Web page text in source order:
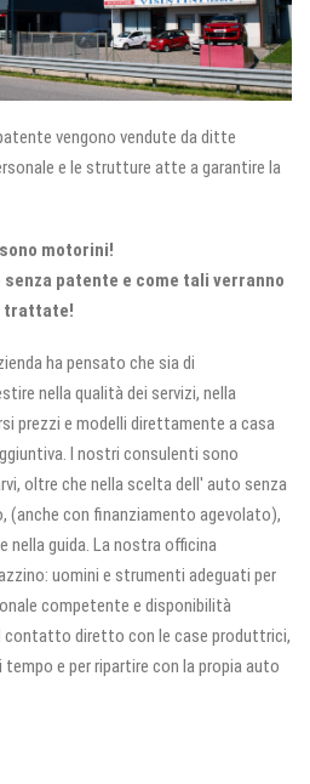
vengono vendute da ditte
e le strutture atte a garantire la
motorini!
patente e come tali verranno
trattate!
ha pensato che sia di
nella qualità dei servizi, nella
prezzi e modelli direttamente a casa
I nostri consulenti sono
oltre che nella scelta dell' auto senza
(anche con finanziamento agevolato),
nella guida. La nostra officina
uomini e strumenti adeguati per
competente e disponibilità
contatto diretto con le case produttrici,
e per ripartire con la propia auto